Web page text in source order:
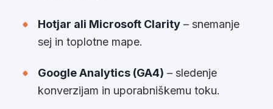
Hotjar ali Microsoft Clarity – snemanje
sej in toplotne mape.
Google Analytics (GA4) – sledenje
konverzijam in uporabniškemu toku.